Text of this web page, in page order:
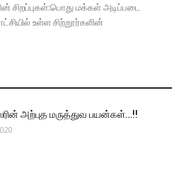
சிறப்புகள்:பொது மக்கள் அடிப்படை
உள்ள சிற்றூர்களின்
அற்புத மருத்துவ பயன்கள்…!!